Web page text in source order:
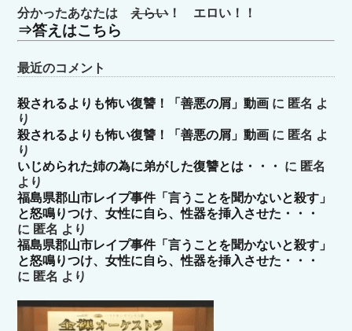
分かったあなたはえらい！ エロい！！
⇒答えはこちら
最近のコメント
殺されるよりも怖い復讐！「善悪の屑」動画 に 匿名 よ
り
殺されるよりも怖い復讐！「善悪の屑」動画 に 匿名 よ
り
いじめられた姉の為に弟がした復讐とは・・・
に 匿名
より
福島県郡山市レイプ事件「言うことを聞かないと殺す」
と怒鳴りつけ、女性に自ら、性器を挿入させた・・・
に 匿名 より
福島県郡山市レイプ事件「言うことを聞かないと殺す」
と怒鳴りつけ、女性に自ら、性器を挿入させた・・・
に 匿名 より